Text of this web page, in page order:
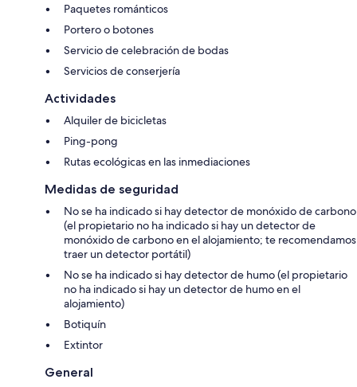
Paquetes románticos
Portero o botones
Servicio de celebración de bodas
Servicios de conserjería
Actividades
Alquiler de bicicletas
Ping-pong
Rutas ecológicas en las inmediaciones
Medidas de seguridad
No se ha indicado si hay detector de monóxido de carbono
(el propietario no ha indicado si hay un detector de
monóxido de carbono en el alojamiento; te recomendamos
traer un detector portátil)
No se ha indicado si hay detector de humo (el propietario
no ha indicado si hay un detector de humo en el
alojamiento)
Botiquín
Extintor
General